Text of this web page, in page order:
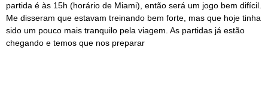
partida é às 15h (horário de Miami), então será um jogo bem difícil.
Me disseram que estavam treinando bem forte, mas que hoje tinha
sido um pouco mais tranquilo pela viagem. As partidas já estão
chegando e temos que nos preparar